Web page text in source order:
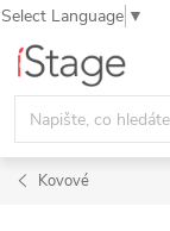
Select Language ▼
Přejít
obsah
Kovové